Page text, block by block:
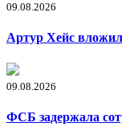
09.08.2026
Артур Хейс
09.08.2026
ФСБ задержала